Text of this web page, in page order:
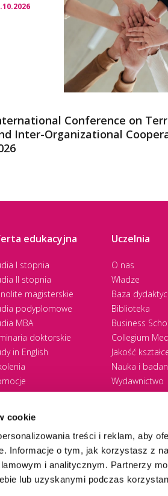
cookie
treści i reklam, aby
Informacje o tym, jak korzystasz z
i analitycznym. Partnerzy
lub uzyskanymi podczas
Conference on
Inter-Organizational
edukacyjna
I stopnia
II stopnia
magisterskie
podyplomowe
MBA
doktorskie
in English
rekrutacji
Uczelnia
O nas
Władze
Baza
Biblioteka
Business
Collegium
Jakość
Nauka i
Wydawnictwo